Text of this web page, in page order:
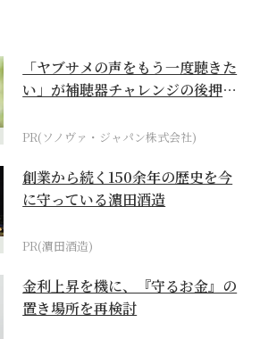
「ヤブサメの声をもう一度聴きた
い」が補聴器チャレンジの後押し
PR(ソノヴァ・ジャパン株式会社)
創業から続く150余年の歴史を今
に守っている濵田酒造
PR(濵田酒造)
金利上昇を機に、『守るお金』の
置き場所を再検討